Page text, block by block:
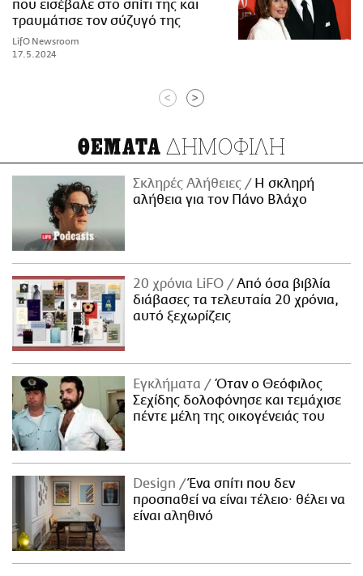
που εισέβαλε στο σπίτι της και
τραυμάτισε τον σύζυγό της
LifO Newsroom
17.5.2024
< >
ΘΕΜΑΤΑ ΔΗΜΟΦΙΛΗ
Σκληρές Αλήθειες
H σκληρή
αλήθεια για τον Πάνο Βλάχο
20 χρόνια LiFO
Από όσα βιβλία
διάβασες τα τελευταία 20 χρόνια,
αυτό ξεχωρίζεις
Εγκλήματα
Όταν ο Θεόφιλος
Σεχίδης δολοφόνησε και τεμάχισε
πέντε μέλη της οικογένειάς του
Design
Ένα σπίτι που δεν
προσπαθεί να είναι τέλειο· θέλει να
είναι αληθινό